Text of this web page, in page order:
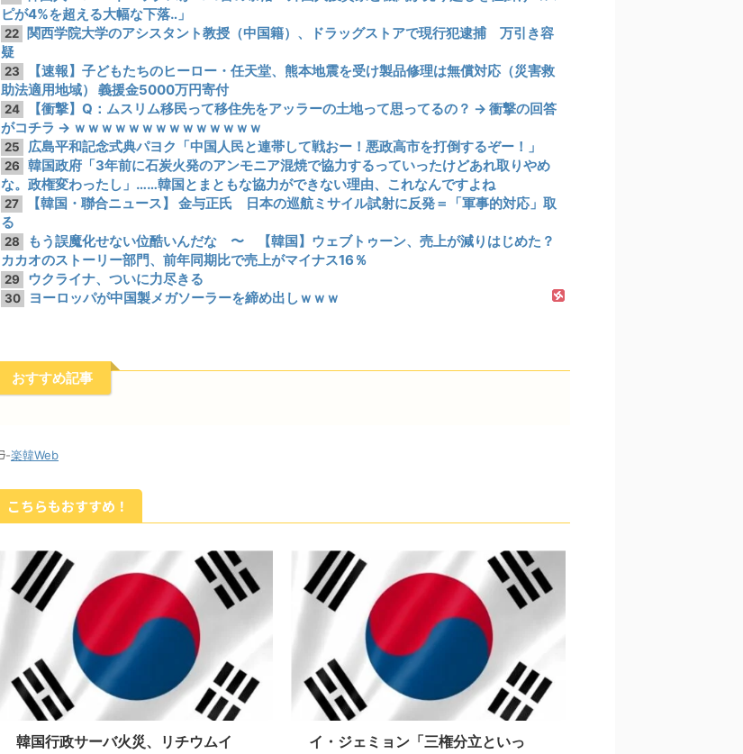
ピが4%を超える大幅な下落‥」
22 関西学院大学のアシスタント教授（中国籍）、ドラッグストアで現行犯逮捕 万引き容
疑
23
【速報】子どもたちのヒーロー・任天堂、熊本地震を受け製品修理は無償対応（災害救
助法適用地域） 義援金5000万円寄付
24
【衝撃】Q：ムスリム移民って移住先をアッラーの土地って思ってるの？ → 衝撃の回答
がコチラ → ｗｗｗｗｗｗｗｗｗｗｗｗｗｗ
25 広島平和記念式典パヨク「中国人民と連帯して戦おー！悪政高市を打倒するぞー！」
26
韓国政府「3年前に石炭火発のアンモニア混焼で協力するっていったけどあれ取りやめ
な。政権変わったし」……韓国とまともな協力ができない理由、これなんですよね
27
【韓国・聯合ニュース】 金与正氏 日本の巡航ミサイル試射に反発＝「軍事的対応」取
る
28
もう誤魔化せない位酷いんだな 〜 【韓国】ウェブトゥーン、売上が減りはじめた？
カカオのストーリー部門、前年同期比で売上がマイナス16％
29 ウクライナ、ついに力尽きる
30 ヨーロッパが中国製メガソーラーを締め出しｗｗｗ
おすすめ記事
-楽韓Web
こちらもおすすめ！
韓国行政サーバ火災、リチウムイ
イ・ジェミョン「三権分立といっ